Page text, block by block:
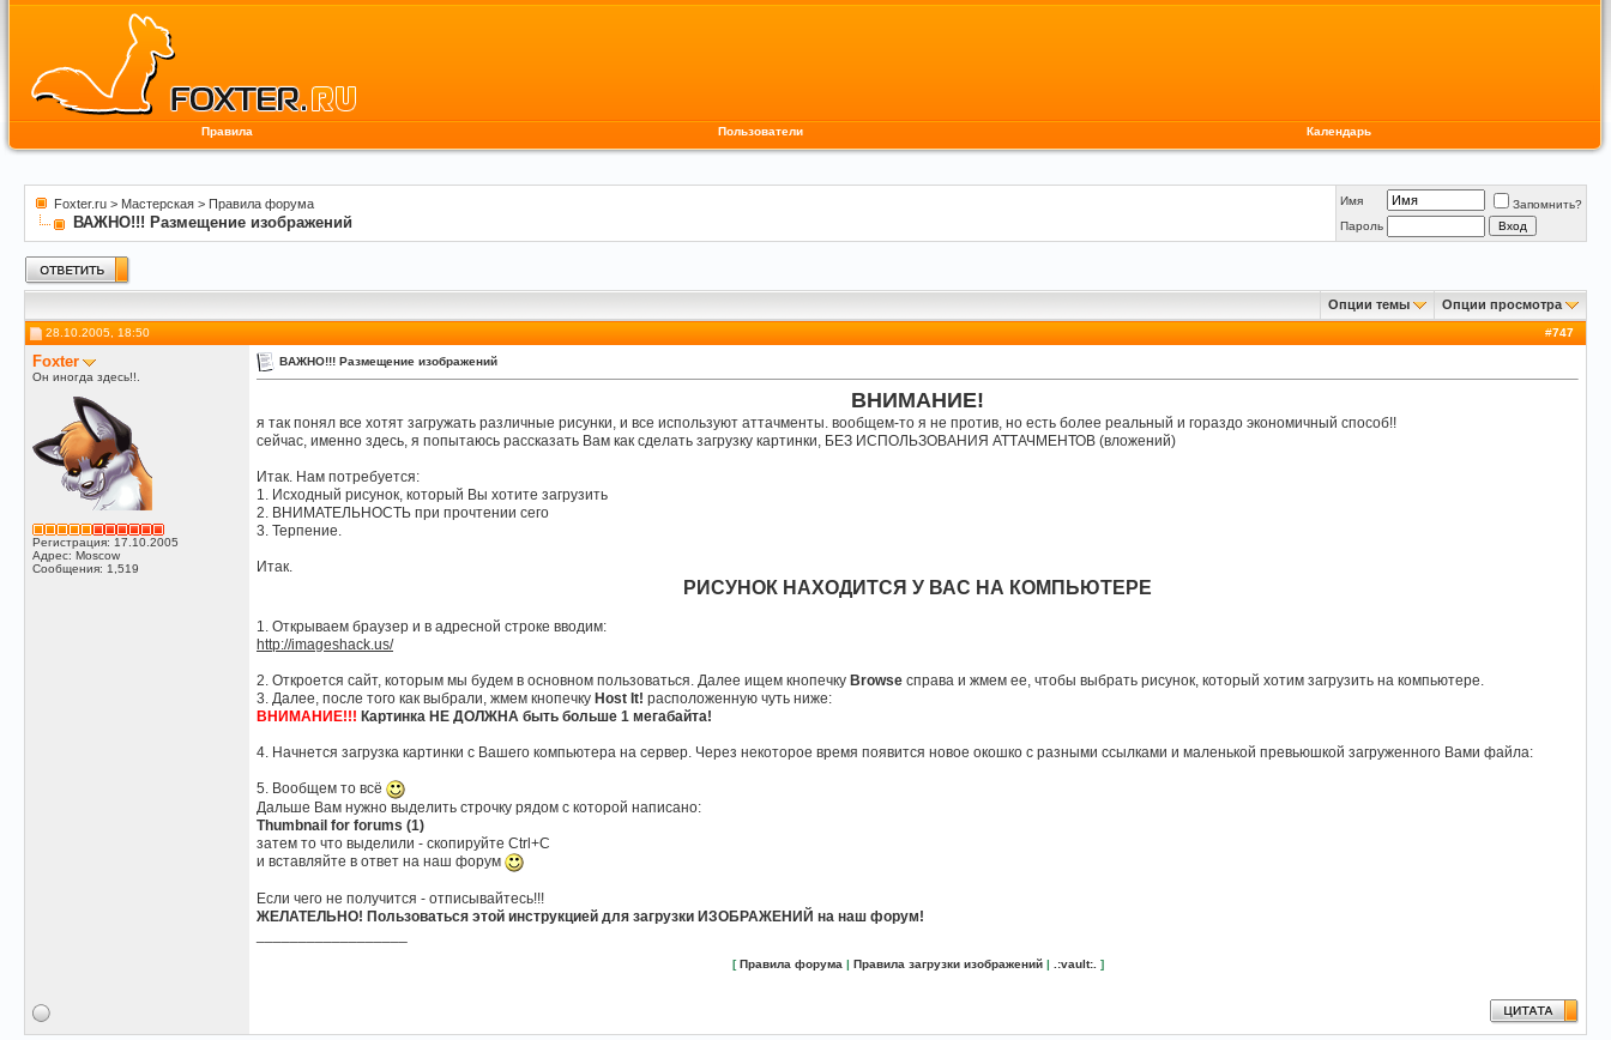
Правила Пользователи Календарь
Foxter.ru > Мастерская > Правила форума
ВАЖНО!!! Размещение изображений
Имя
Запомнить?
Пароль
Опции темы Опции просмотра
28.10.2005, 18:50 #747
Foxter
Он иногда здесь!!.
Регистрация: 17.10.2005
Адрес: Moscow
Сообщения: 1,519
ВАЖНО!!! Размещение изображений
ВНИМАНИЕ!
я так понял все хотят загружать различные рисунки, и все используют аттачменты. вообщем-то я не против, но есть более реальный и гораздо экономичный способ!!
сейчас, именно здесь, я попытаюсь рассказать Вам как сделать загрузку картинки, БЕЗ ИСПОЛЬЗОВАНИЯ АТТАЧМЕНТОВ (вложений)
Итак. Нам потребуется:
1. Исходный рисунок, который Вы хотите загрузить
2. ВНИМАТЕЛЬНОСТЬ при прочтении сего
3. Терпение.
Итак.
РИСУНОК НАХОДИТСЯ У ВАС НА КОМПЬЮТЕРЕ
1. Открываем браузер и в адресной строке вводим:
http://imageshack.us/
2. Откроется сайт, которым мы будем в основном пользоваться. Далее ищем кнопечку Browse справа и жмем ее, чтобы выбрать рисунок, который хотим загрузить на компьютере.
3. Далее, после того как выбрали, жмем кнопечку Host It! расположенную чуть ниже:
ВНИМАНИЕ!!! Картинка НЕ ДОЛЖНА быть больше 1 мегабайта!
4. Начнется загрузка картинки с Вашего компьютера на сервер. Через некоторое время появится новое окошко с разными ссылками и маленькой превьюшкой загруженного Вами файла:
5. Вообщем то всё
Дальше Вам нужно выделить строчку рядом с которой написано:
Thumbnail for forums (1)
затем то что выделили - скопируйте Ctrl+C
и вставляйте в ответ на наш форум
Если чего не получится - отписывайтесь!!!
ЖЕЛАТЕЛЬНО! Пользоваться этой инструкцией для загрузки ИЗОБРАЖЕНИЙ на наш форум!
[Правила форума | Правила загрузки изображений | .:vault:. ]